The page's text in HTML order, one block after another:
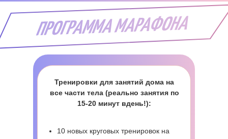
Тренировки для занятий дома на
все части тела (реально занятия по
15-20 минут вдень!):
10 новых круговых тренировок на